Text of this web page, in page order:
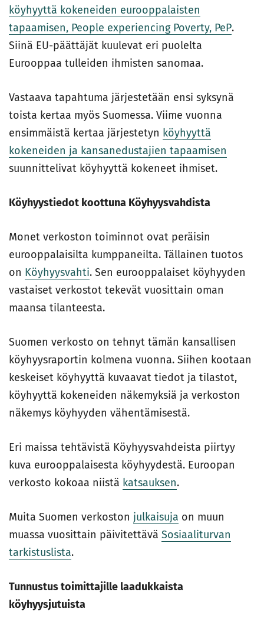
köyhyyttä kokeneiden eurooppalaisten
tapaamisen, People experiencing Poverty, PeP.
Siinä EU-päättäjät kuulevat eri puolelta
Eurooppaa tulleiden ihmisten sanomaa.
Vastaava tapahtuma järjestetään ensi syksynä
toista kertaa myös Suomessa. Viime vuonna
ensimmäistä kertaa järjestetyn köyhyyttä
kokeneiden ja kansanedustajien tapaamisen
suunnittelivat köyhyyttä kokeneet ihmiset.
Köyhyystiedot koottuna Köyhyysvahdista
Monet verkoston toiminnot ovat peräisin
eurooppalaisilta kumppaneilta. Tällainen tuotos
on Köyhyysvahti. Sen eurooppalaiset köyhyyden
vastaiset verkostot tekevät vuosittain oman
maansa tilanteesta.
Suomen verkosto on tehnyt tämän kansallisen
köyhyysraportin kolmena vuonna. Siihen kootaan
keskeiset köyhyyttä kuvaavat tiedot ja tilastot,
köyhyyttä kokeneiden näkemyksiä ja verkoston
näkemys köyhyyden vähentämisestä.
Eri maissa tehtävistä Köyhyysvahdeista piirtyy
kuva eurooppalaisesta köyhyydestä. Euroopan
verkosto kokoaa niistä katsauksen.
Muita Suomen verkoston julkaisuja on muun
muassa vuosittain päivitettävä Sosiaaliturvan
tarkistuslista.
Tunnustus toimittajille laadukkaista
köyhyysjutuista